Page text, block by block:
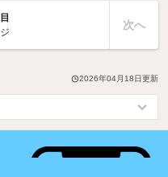
次へ
2026年04月18日更新